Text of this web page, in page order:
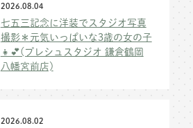
2026.08.04
七五三記念に洋装でスタジオ写真
撮影＊元気いっぱいな3歳の女の子
👧💕(プレシュスタジオ 鎌倉鶴岡
八幡宮前店)
2026.08.02